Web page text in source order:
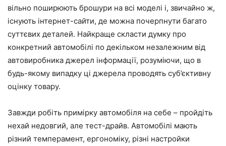
вільно поширюють брошури на всі моделі і, звичайно ж,
існують інтернет-сайти, де можна почерпнути багато
суттєвих деталей. Найкраще скласти думку про
конкретний автомобілі по декільком незалежним від
автовиробника джерел інформації, розуміючи, що в
будь-якому випадку ці джерела проводять суб’єктивну
оцінку товару.
Завжди робіть примірку автомобіля на себе – пройдіть
нехай недовгий, але тест-драйв. Автомобілі мають
різний темперамент, ергономіку, різні настройки